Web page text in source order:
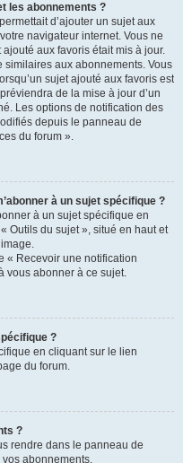
les abonnements ?
d’ajouter un sujet aux
navigateur internet. Vous ne
aux favoris était mis à jour.
similaires aux abonnements. Vous
sujet ajouté aux favoris est
de la mise à jour d’un
Les options de notification des
depuis le panneau de
du forum ».
à un sujet spécifique ?
à un sujet spécifique en
Outils du sujet », situé en haut et
« Recevoir une notification
vous abonner à ce sujet.
?
en cliquant sur le lien
du forum.
?
rendre dans le panneau de
abonnements.